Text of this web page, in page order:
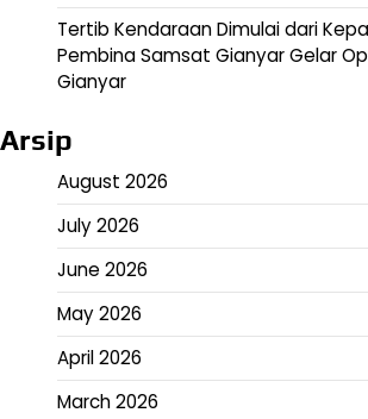
Tertib Kendaraan Dimulai dari
Pembina Samsat Gianyar Gelar
Gianyar
Arsip
August 2026
July 2026
June 2026
May 2026
April 2026
March 2026